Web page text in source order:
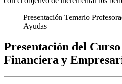
Presentación Temario
Ayudas
Presentación del
Financiera y